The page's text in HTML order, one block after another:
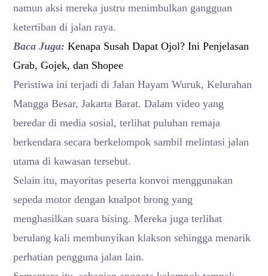
namun aksi mereka justru menimbulkan gangguan
ketertiban di jalan raya.
Baca Juga: Kenapa Susah Dapat Ojol? Ini Penjelasan
Grab, Gojek, dan Shopee
Peristiwa ini terjadi di Jalan Hayam Wuruk, Kelurahan
Mangga Besar, Jakarta Barat. Dalam video yang
beredar di media sosial, terlihat puluhan remaja
berkendara secara berkelompok sambil melintasi jalan
utama di kawasan tersebut.
Selain itu, mayoritas peserta konvoi menggunakan
sepeda motor dengan knalpot brong yang
menghasilkan suara bising. Mereka juga terlihat
berulang kali membunyikan klakson sehingga menarik
perhatian pengguna jalan lain.